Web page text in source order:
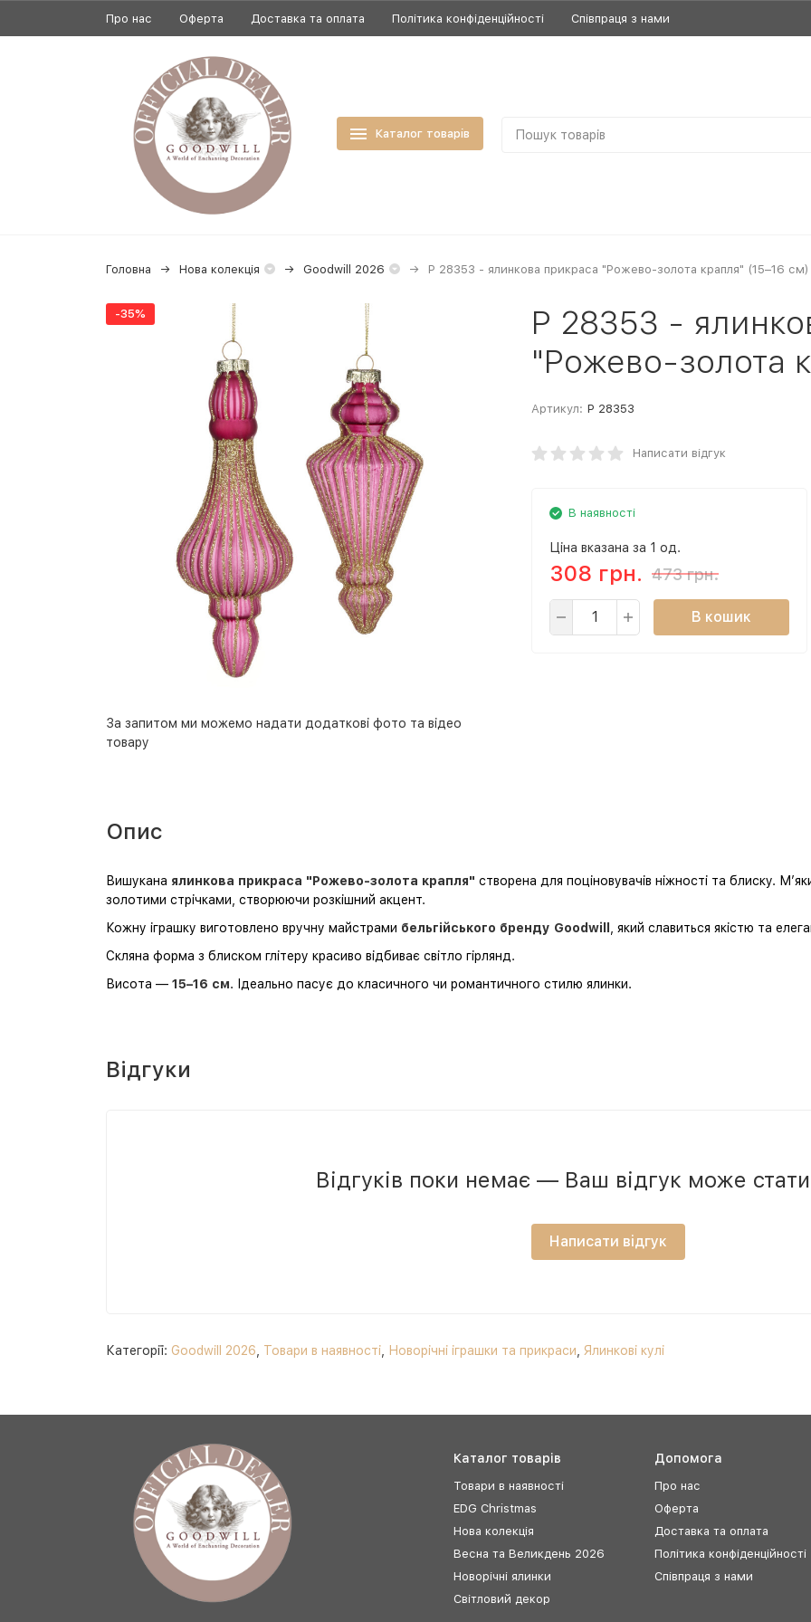
Про нас Оферта Доставка та оплата Політика конфіденційності Співпраця з нами
Каталог товарів
Головна Нова колекція Goodwill 2026 P 28353 - ялинкова прикраса "Рожево-золота крапля" (15–16 см)
-35%
За запитом ми можемо надати додаткові фото та відео
товару
P 28353 -
"Рожево-золота
Артикул: P 28353
Написати відгук
В наявності
Ціна вказана за 1 од.
308 грн. 473 грн.
В кошик
Опис
Вишукана ялинкова прикраса "Рожево-золота крапля" створена для поціновувачів ніжності та блиску.
золотими стрічками, створюючи розкішний акцент.
Кожну іграшку виготовлено вручну майстрами бельгійського бренду Goodwill
, який славиться якістю та
Скляна форма з блиском глітеру красиво відбиває світло гірлянд.
Висота — 15–16 см. Ідеально пасує до класичного чи романтичного стилю ялинки.
Відгуки
Відгуків поки немає — Ваш відгук може
Написати відгук
Категорії: Goodwill 2026 Товари в наявності Новорічні іграшки та прикраси Ялинкові кулі
Каталог товарів
Товари в наявності
EDG Christmas
Нова колекція
Весна та Великдень 2026
Новорічні ялинки
Світловий декор
Допомога
Про нас
Оферта
Доставка та оплата
Політика конфіденційності
Співпраця з нами